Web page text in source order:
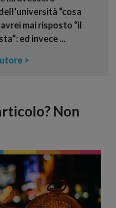
“cosa
mai risposto “il
ed invece ...
>
Non